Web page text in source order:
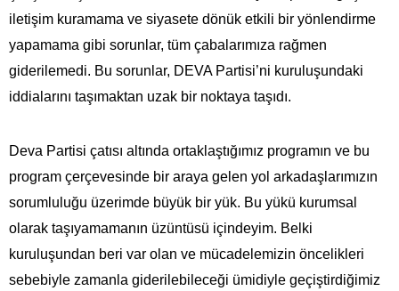
iletişim kuramama ve siyasete dönük etkili bir yönlendirme
yapamama gibi sorunlar, tüm çabalarımıza rağmen
giderilemedi. Bu sorunlar, DEVA Partisi’ni kuruluşundaki
iddialarını taşımaktan uzak bir noktaya taşıdı.
Deva Partisi çatısı altında ortaklaştığımız programın ve bu
program çerçevesinde bir araya gelen yol arkadaşlarımızın
sorumluluğu üzerimde büyük bir yük. Bu yükü kurumsal
olarak taşıyamamanın üzüntüsü içindeyim. Belki
kuruluşundan beri var olan ve mücadelemizin öncelikleri
sebebiyle zamanla giderilebileceği ümidiyle geçiştirdiğimiz